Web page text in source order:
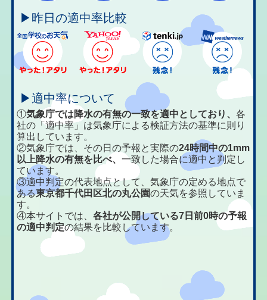
▶昨日の適中率比較
▶適中率について
①気象庁では降水の有無の一致を適中としており、各
社の「適中率」は気象庁による検証方法の基準に則り
算出しています。
②気象庁では、その日の予報と実際の24時間中の1mm
以上降水の有無を比べ、一致した場合に適中と判定し
ています。
③適中判定の代表地点として、気象庁の定める地点で
ある東京都千代田区北の丸公園の天気を参照していま
す。
④本サイトでは、各社が公開している7日前0時の予報
の適中判定の結果を比較しています。